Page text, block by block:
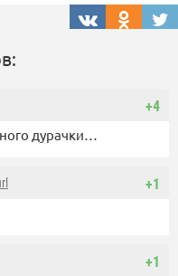
+4
дурачки…
+1
+1